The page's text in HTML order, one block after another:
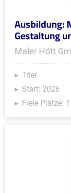
Ausbildung:
Gestaltung
Maler Hött
Trier
Start: 2026
Freie Plätze: 1